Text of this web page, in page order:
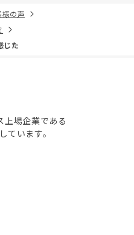
様の声
じた
上場企業である
います。